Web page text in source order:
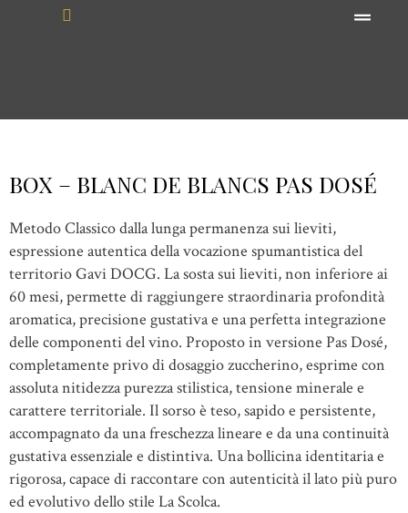
contenuto
BOX – BLANC DE BLANCS PAS DOSÉ
Metodo Classico dalla lunga permanenza sui lieviti,
espressione autentica della vocazione spumantistica del
territorio Gavi DOCG. La sosta sui lieviti, non inferiore ai
60 mesi, permette di raggiungere straordinaria profondità
aromatica, precisione gustativa e una perfetta integrazione
delle componenti del vino. Proposto in versione Pas Dosé,
completamente privo di dosaggio zuccherino, esprime con
assoluta nitidezza purezza stilistica, tensione minerale e
carattere territoriale. Il sorso è teso, sapido e persistente,
accompagnato da una freschezza lineare e da una continuità
gustativa essenziale e distintiva. Una bollicina identitaria e
rigorosa, capace di raccontare con autenticità il lato più puro
ed evolutivo dello stile La Scolca.